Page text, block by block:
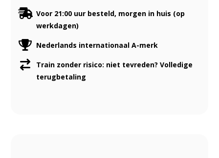
Voor 21:00 uur besteld, morgen in huis (op
werkdagen)
Nederlands internationaal A-merk
Train zonder risico: niet tevreden? Volledige
terugbetaling